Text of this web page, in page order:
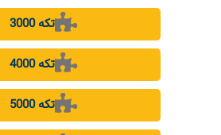
3000 تکه
4000 تکه
5000 تکه